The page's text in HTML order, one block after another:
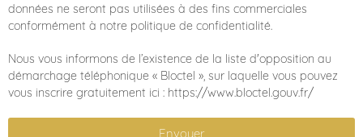
données ne seront pas utilisées à des fins commerciales
conformément à notre politique de confidentialité.
Nous vous informons de l’existence de la liste d'opposition au
démarchage téléphonique « Bloctel », sur laquelle vous pouvez
vous inscrire gratuitement ici : https://www.bloctel.gouv.fr/
Envoyer